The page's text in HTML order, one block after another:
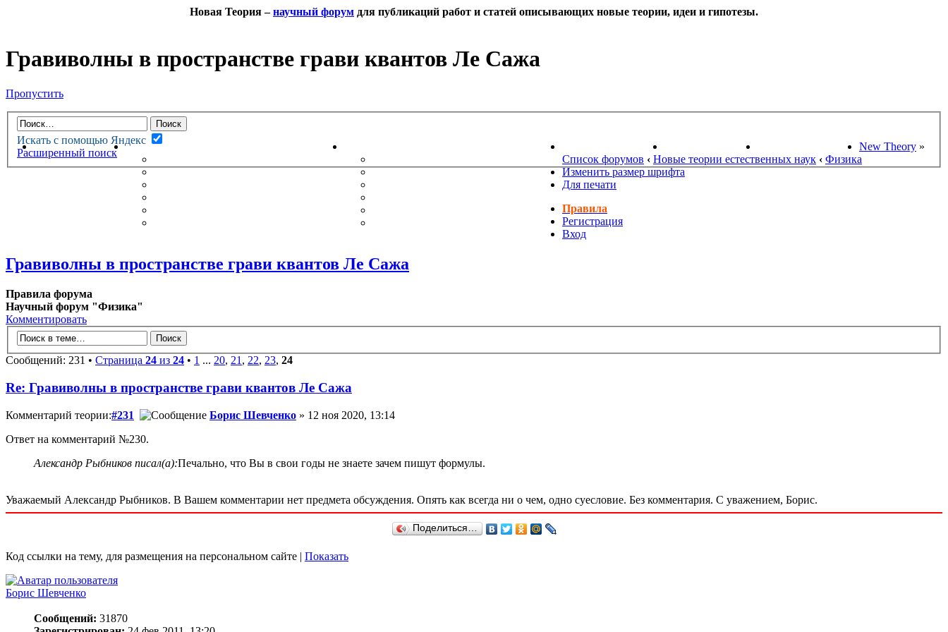
Новая Теория –научный форум для публикаций работ и статей описывающих новые теории, идеи и гипотезы.
Гравиволны в пространстве грави квантов Ле Сажа
Пропустить
Искать с помощью Яндекс
Расширенный поиск
НОВАЯ ТЕОРИЯФОРУМ
НЕПРОЧИТАННЫЕ СООБЩЕНИЯ
ПОЖЕЛАНИЯ
НОВОСТИ НАУКИ ПОИСК ТЕОРИЙ СТАРЫЙ ПОРТАЛ New Theory »
Список форумов ‹ Новые теории естественных наук ‹ Физика
Изменить размер шрифта
Для печати
Правила
Регистрация
Вход
Гравиволны в пространстве грави квантов Ле Сажа
Правила форума
Научный форум "Физика"
Комментировать
Сообщений: 231 • Страница 24 из 24 • 1 ... 20, 21, 22, 23, 24
Re: Гравиволны в пространстве грави квантов Ле Сажа
Комментарий теории:#231 Борис Шевченко » 12 ноя 2020, 13:14
Ответ на комментарий №230.
Александр Рыбников писал(а):Печально, что Вы в свои годы не знаете зачем пишут формулы.
Уважаемый Александр Рыбников. В Вашем комментарии нет предмета обсуждения. Опять как всегда ни о чем, одно суесловие. Без комментария. С уважением, Борис.
Поделиться…
Код ссылки на тему, для размещения на персональном сайте | Показать
Борис Шевченко
Сообщений: 31870